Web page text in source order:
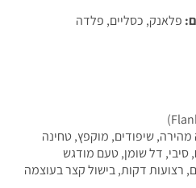
כסליים, פלדה
שיפודים, מוקפץ, טחינה
שומן, טעם מודגש
דקות, בישול קצר בעוצמה